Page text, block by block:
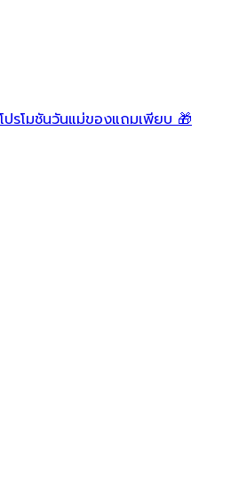
รโมชันวันแม่ของแถมเพียบ 🎁